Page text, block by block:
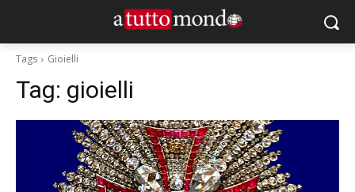
Tags Gioielli
Tag: gioielli